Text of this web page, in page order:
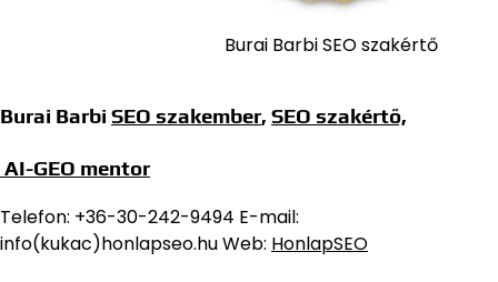
Burai Barbi SEO szakértő
Burai Barbi SEO szakember, SEO szakértő,
AI-GEO mentor
Telefon: +36-30-242-9494 E-mail:
info(kukac)honlapseo.hu Web: HonlapSEO